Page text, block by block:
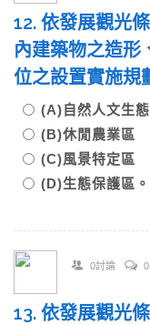
12. 依發展觀光
內建築物之造形
位之設置實施
(A)自然人文生
(B)休閒農業區
(C)風景特定區
(D)生態保護區。
0討論
13. 依發展觀光